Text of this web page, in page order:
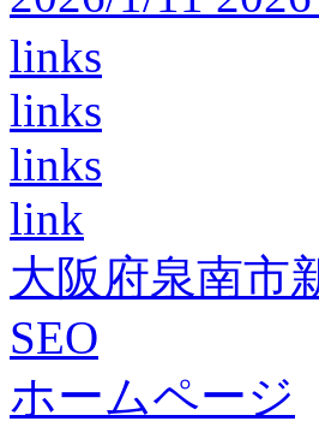
links
links
links
link
大阪府泉南市
SEO
ホームページ